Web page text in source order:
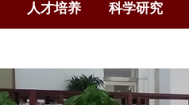
人才培养 科学研究